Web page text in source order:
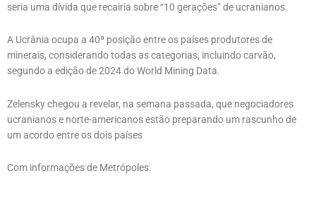
seria uma dívida que recairia sobre “10 gerações” de ucranianos.
A Ucrânia ocupa a 40ª posição entre os países produtores de
minerais, considerando todas as categorias, incluindo carvão,
segundo a edição de 2024 do World Mining Data.
Zelensky chegou a revelar, na semana passada, que negociadores
ucranianos e norte-americanos estão preparando um rascunho de
um acordo entre os dois países
Com informações de Metrópoles.